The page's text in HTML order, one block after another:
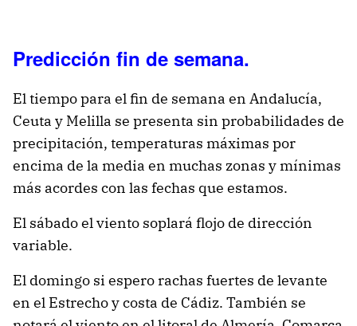
Predicción fin de semana.
El tiempo para el fin de semana en Andalucía,
Ceuta y Melilla se presenta sin probabilidades de
precipitación, temperaturas máximas por
encima de la media en muchas zonas y mínimas
más acordes con las fechas que estamos.
El sábado el viento soplará flojo de dirección
variable.
El domingo si espero rachas fuertes de levante
en el Estrecho y costa de Cádiz. También se